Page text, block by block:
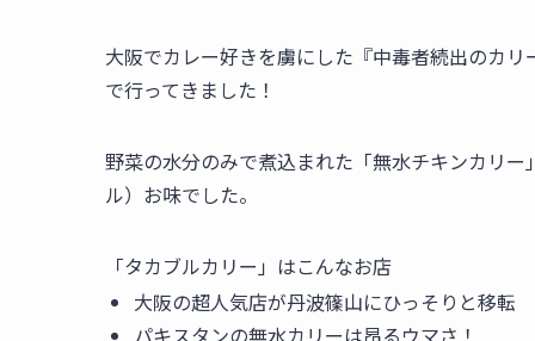
大阪でカレー好きを虜にした『中毒者続出のカ
で行ってきました！
野菜の水分のみで煮込まれた「無水チキンカリ
ル）お味でした。
「タカブルカリー」はこんなお店
大阪の超人気店が丹波篠山にひっそりと移転
パキスタンの無水カリーは昂るウマさ！